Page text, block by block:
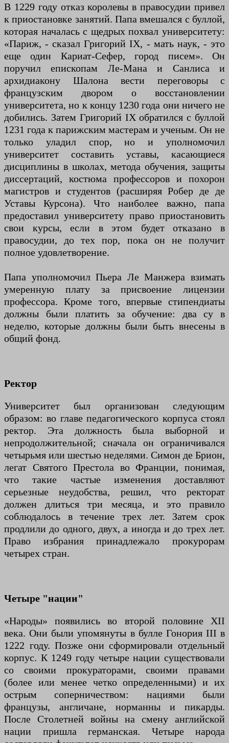
В 1229 году отказ королевы в правосудии привел
к приостановке занятий. Папа вмешался с буллой,
которая началась с щедрых похвал университету:
«Париж, - сказал Григорий IX, - мать наук, - это
еще один Кариат-Сефер, город писем». Он
поручил епископам Ле-Мана и Санлиса и
архидиакону Шалона вести переговоры с
французским двором о восстановлении
университета, но к концу 1230 года они ничего не
добились. Затем Григорий IX обратился с буллой
1231 года к парижским мастерам и ученым. Он не
только уладил спор, но и уполномочил
университет составить уставы, касающиеся
дисциплины в школах, метода обучения, защиты
диссертаций, костюма профессоров и похорон
магистров и студентов (расширяя Робер де де
Уставы Курсона). Что наиболее важно, папа
предоставил университету право приостановить
свои курсы, если в этом будет отказано в
правосудии, до тех пор, пока он не получит
полное удовлетворение.
Папа уполномочил Пьера Ле Манжера взимать
умеренную плату за присвоение лицензии
профессора. Кроме того, впервые стипендиаты
должны были платить за обучение: два су в
неделю, которые должны были быть внесены в
общий фонд.
Ректор
Университет был организован следующим
образом: во главе педагогического корпуса стоял
ректор. Эта должность была выборной и
непродолжительной; сначала он ограничивался
четырьмя или шестью неделями. Симон де Брион,
легат Святого Престола во Франции, понимая,
что такие частые изменения доставляют
серьезные неудобства, решил, что ректорат
должен длиться три месяца, и это правило
соблюдалось в течение трех лет. Затем срок
продлили до одного, двух, а иногда и до трех лет.
Право избрания принадлежало прокурорам
четырех стран.
Четыре "нации"
«Народы» появились во второй половине XII
века. Они были упомянуты в булле Гонория III в
1222 году. Позже они сформировали отдельный
корпус. К 1249 году четыре нации существовали
со своими прокураторами, своими правами
(более или менее четко определенными) и их
острым соперничеством: нациями были
французы, англичане, норманны и пикарды.
После Столетней войны на смену английской
нации пришла германская. Четыре народа